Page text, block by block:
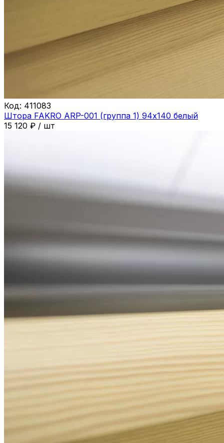
Код: 411083
Штора FAKRO ARP-001 (группа 1) 94х140 белый
15 120 ₽ / шт